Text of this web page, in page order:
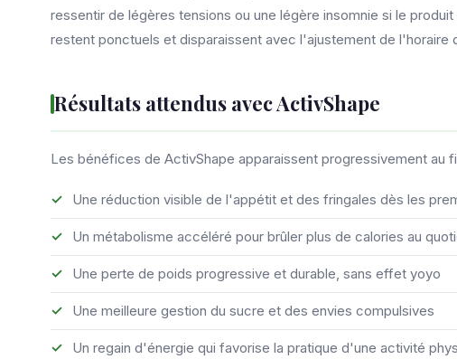
ressentir de légères tensions ou une légère insomnie si le
restent ponctuels et disparaissent avec l'ajustement de l'horaire
Résultats attendus avec ActivShape
Les bénéfices de ActivShape apparaissent progressivement au
Une réduction visible de l'appétit et des fringales dès les
Un métabolisme accéléré pour brûler plus de calories au
Une perte de poids progressive et durable, sans effet yoyo
Une meilleure gestion du sucre et des envies compulsives
Un regain d'énergie qui favorise la pratique d'une activité